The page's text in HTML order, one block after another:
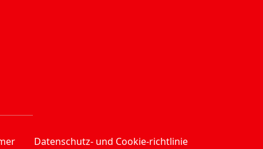
Datenschutz- und Cookie-richtlinie